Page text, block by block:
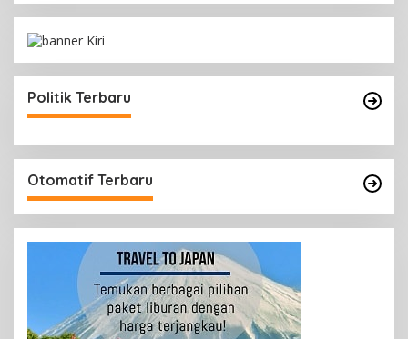
Politik Terbaru
Otomatif Terbaru